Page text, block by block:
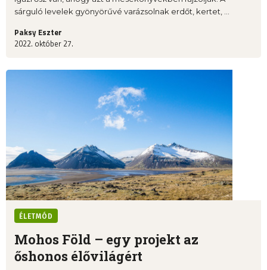
sárguló levelek gyönyörűvé varázsolnak erdőt, kertet, ...
Paksy Eszter
2022. október 27.
ÉLETMÓD
Mohos Föld – egy projekt az
őshonos élővilágért